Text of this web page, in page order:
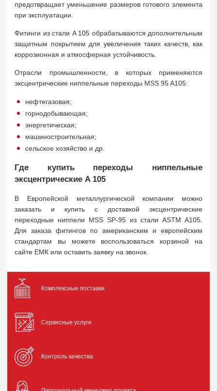
предотвращает уменьшение размеров готового элемента
при эксплуатации.
Фитинги из стали A 105 обрабатываются дополнительным
защитным покрытием для увеличения таких качеств, как
коррозионная и атмосферная устойчивость.
Отрасли промышленности, в которых применяются
эксцентрические ниппельные переходы MSS 95 A105:
нефтегазовая;
горнодобывающая;
энергетическая;
машиностроительная;
сельское хозяйство и др.
Где купить переходы ниппельные
эксцентрические A 105
В Европейской металлургической компании можно
заказать и купить с доставкой эксцентрические
переходные ниппели MSS SP-95 из стали ASTM A105.
Для заказа фитингов по американским и европейским
стандартам вы можете воспользоваться корзиной на
сайте ЕМК или оставить заявку на звонок.
Комплексные поставки
Сервисные услуги
Контроль качества